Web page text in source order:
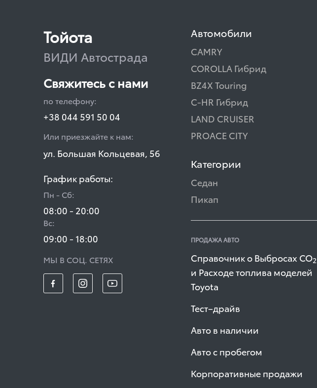
Тойота
ВИДИ Автострада
Свяжитесь с нами
по телефону:
+38 044 591 50 04
Или приезжайте к нам:
ул. Большая Кольцевая, 56
График работы:
Пн - Сб:
08:00 - 20:00
Вс:
09:00 - 18:00
МЫ В СОЦ. СЕТЯХ
Автомобили
CAMRY
COROLLA Гибрид
BZ4X Touring
C-HR Гибрид
LAND CRUISER
PROACE CITY
Категории
Седан
Пикап
ПРОДАЖА АВТО
Справочник о Выбросах СО2
и Расходе топлива моделей
Toyota
Тест–драйв
Авто в наличии
Авто с пробегом
Корпоративные продажи